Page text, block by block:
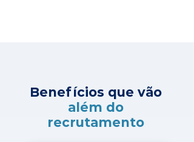
Benefícios que vão
além do
recrutamento